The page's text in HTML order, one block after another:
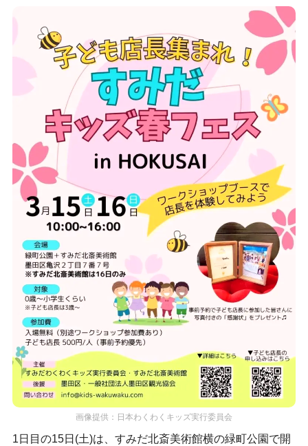
画像提供：日本わくわくキッズ実行委員会
1日目の15日(土)は、すみだ北斎美術館横の緑町公園で開